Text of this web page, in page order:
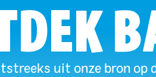
uit onze bron op